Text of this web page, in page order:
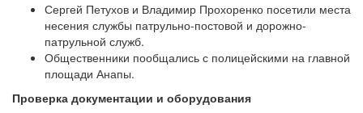
Сергей Петухов и Владимир Прохоренко посетили места
несения службы патрульно-постовой и дорожно-
патрульной служб.
Общественники пообщались с полицейскими на главной
площади Анапы.
Проверка документации и оборудования